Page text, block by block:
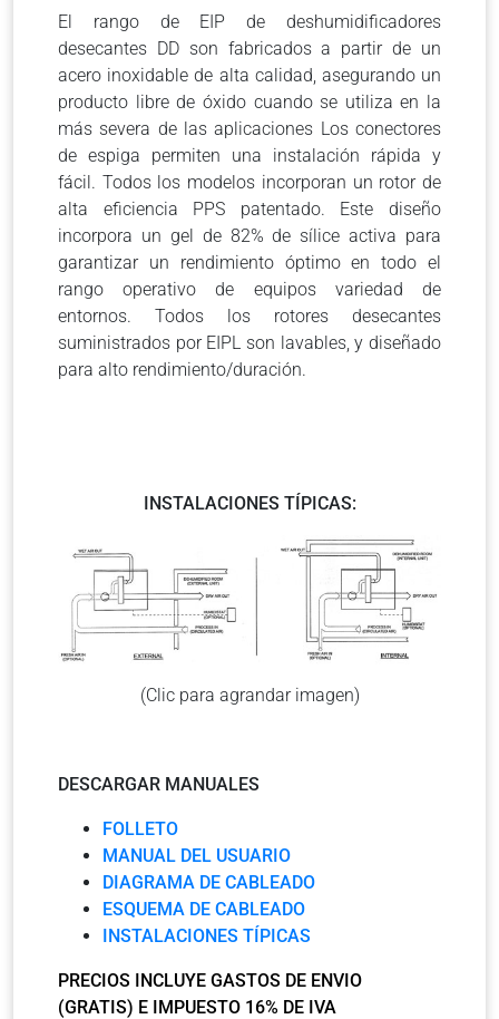
El rango de EIP de deshumidificadores
desecantes DD son fabricados a partir de un
acero inoxidable de alta calidad, asegurando un
producto libre de óxido cuando se utiliza en la
más severa de las aplicaciones Los conectores
de espiga permiten una instalación rápida y
fácil. Todos los modelos incorporan un rotor de
alta eficiencia PPS patentado. Este diseño
incorpora un gel de 82% de sílice activa para
garantizar un rendimiento óptimo en todo el
rango operativo de equipos variedad de
entornos. Todos los rotores desecantes
suministrados por EIPL son lavables, y diseñado
para alto rendimiento/duración.
INSTALACIONES TÍPICAS:
(Clic para agrandar imagen)
DESCARGAR MANUALES
FOLLETO
MANUAL DEL USUARIO
DIAGRAMA DE CABLEADO
ESQUEMA DE CABLEADO
INSTALACIONES TÍPICAS
PRECIOS INCLUYE GASTOS DE ENVIO
(GRATIS) E IMPUESTO 16% DE IVA